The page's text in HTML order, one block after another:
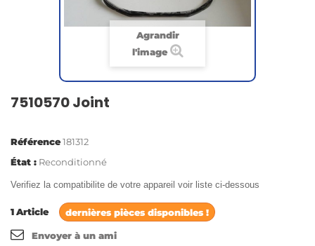
Agrandir
l'image
7510570 Joint
Référence181312
État : Reconditionné
Verifiez la compatibilite de votre appareil voir liste ci-dessous
1Article dernières pièces disponibles !
Envoyer à un ami